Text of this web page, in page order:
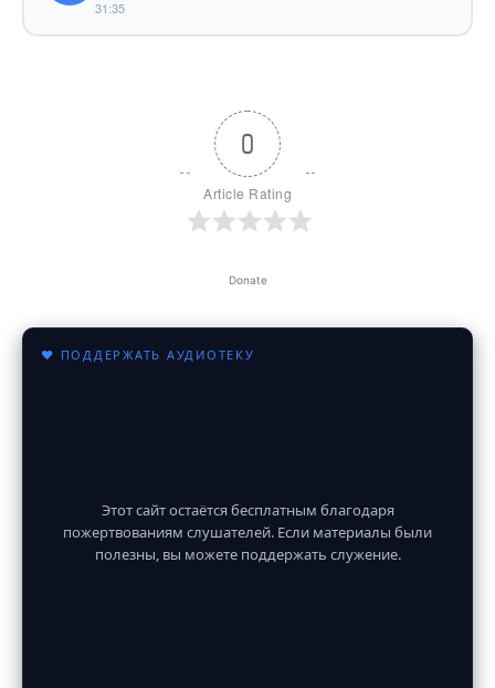
31:35
0
Article Rating
Donate
♥ ПОДДЕРЖАТЬ АУДИОТЕКУ
Этот сайт остаётся бесплатным благодаря
пожертвованиям слушателей. Если материалы были
полезны, вы можете поддержать служение.